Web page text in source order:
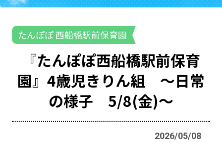
たんぽぽ
西船橋駅前保育園
たんぽぽ
海神町南保育園
採用情報
たんぽぽ 西船橋駅前保育園
『たんぽぽ西船橋駅前保育
園』4歳児きりん組 ～日常
の様子 5/8(金)～
2026/05/08